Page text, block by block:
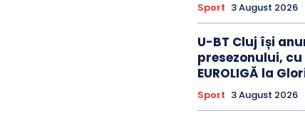
Sport 3 August 2026
U-BT Cluj își
presezonului,
EUROLIGĂ la
Sport 3 August 2026